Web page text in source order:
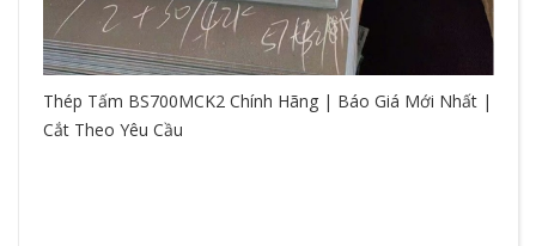
Thép Tấm BS700MCK2 Chính Hãng | Báo Giá Mới Nhất |
Cắt Theo Yêu Cầu